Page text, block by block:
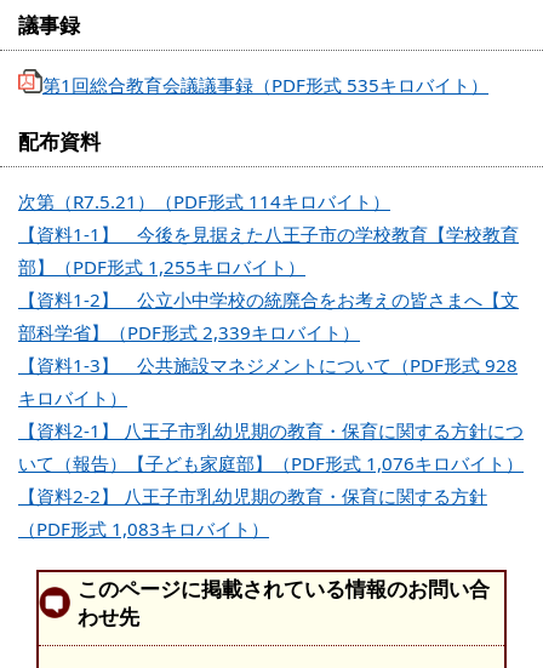
議事録
第1回総合教育会議議事録（PDF形式 535キロバイト）
配布資料
次第（R7.5.21）（PDF形式 114キロバイト）
【資料1-1】 今後を見据えた八王子市の学校教育【学校教育
部】（PDF形式 1,255キロバイト）
【資料1-2】 公立小中学校の統廃合をお考えの皆さまへ【文
部科学省】（PDF形式 2,339キロバイト）
【資料1-3】 公共施設マネジメントについて（PDF形式 928
キロバイト）
【資料2-1】 八王子市乳幼児期の教育・保育に関する方針につ
いて（報告）【子ども家庭部】（PDF形式 1,076キロバイト）
【資料2-2】 八王子市乳幼児期の教育・保育に関する方針
（PDF形式 1,083キロバイト）
このページに掲載されている情報のお問い合
わせ先